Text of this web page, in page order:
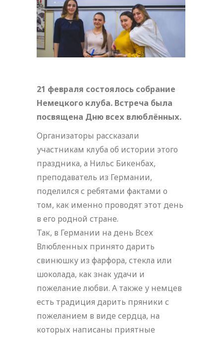
21 февраля состоялось собрание
Немецкого клуба. Встреча была
посвящена Дню всех влюблённых.
Организаторы рассказали
участникам клуба об истории этого
праздника, а Нильс Бикенбах,
преподаватель из Германии,
поделился с ребятами фактами о
том, как именно проводят этот день
в его родной стране.
Так, в Германии на день Всех
Влюбленных принято дарить
свинюшку из фарфора, стекла или
шоколада, как знак удачи и
пожелание любви. А также у немцев
есть традиция дарить пряники с
пожеланием в виде сердца, на
которых написаны приятные